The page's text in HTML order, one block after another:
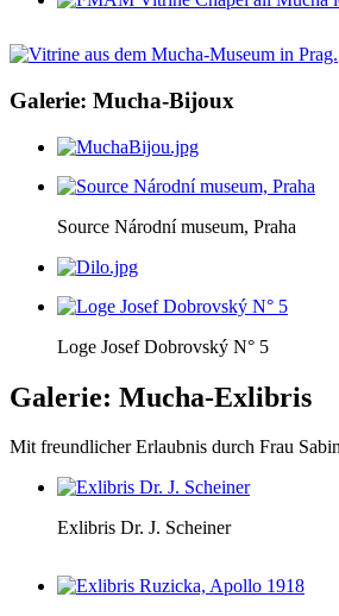
Galerie: Mucha-Bijoux
Source Národní museum, Praha
Loge Josef Dobrovský N° 5
Galerie: Mucha-Exlibris
Mit freundlicher Erlaubnis durch Frau
Exlibris Dr. J. Scheiner